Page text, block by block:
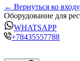
← Вернуться ко входу
Оборудование для
WHATSAPP
+78435557788